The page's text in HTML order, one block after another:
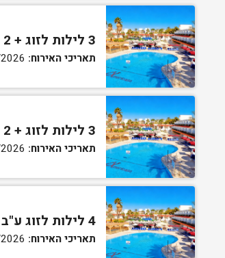
3 לילות לזוג + 2 ילדים ע"ב לינה וארוחת בוקר בחדר סופריור
תאריכי האירוח:
3 לילות לזוג + 2 ילדים ע"ב חצי פנסיון בחדר סופריור
תאריכי האירוח:
4 לילות לזוג ע"ב לינה וארוחת בוקר בחדר סטנדרט
תאריכי האירוח: